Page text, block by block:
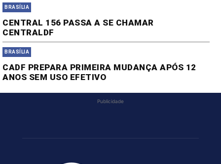
BRASÍLIA
CENTRAL 156 PASSA A SE CHAMAR
CENTRALDF
BRASÍLIA
CADF PREPARA PRIMEIRA MUDANÇA APÓS 12
ANOS SEM USO EFETIVO
Publicidade